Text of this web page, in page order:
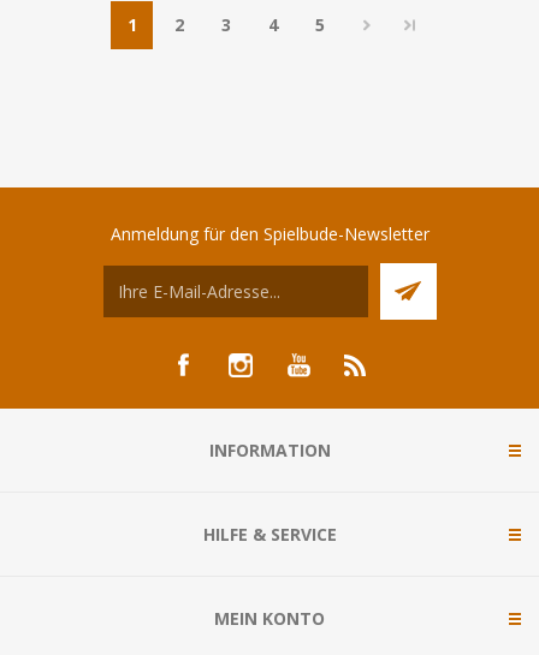
1 2 3 4 5
Anmeldung für den Spielbude-Newsletter
INFORMATION
HILFE & SERVICE
MEIN KONTO